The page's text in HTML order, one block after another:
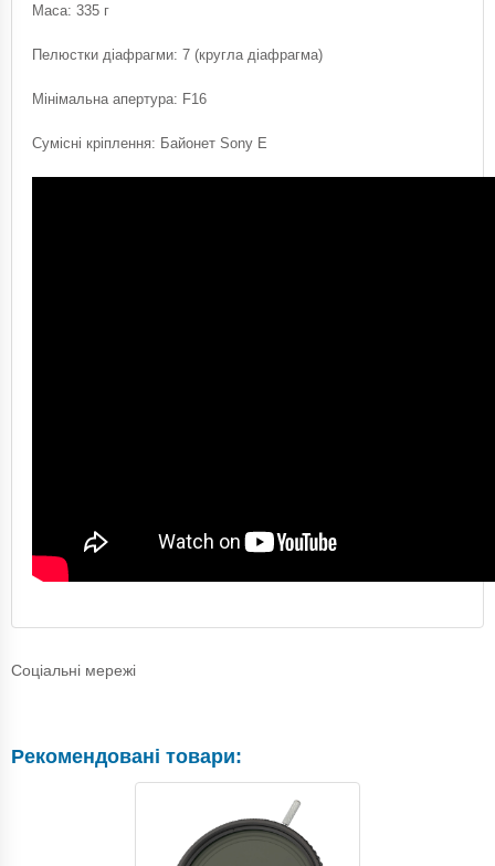
Маса: 335 г
Пелюстки діафрагми: 7 (кругла діафрагма)
Мінімальна апертура: F16
Сумісні кріплення: Байонет Sony E
Соціальні мережі
Рекомендовані товари: